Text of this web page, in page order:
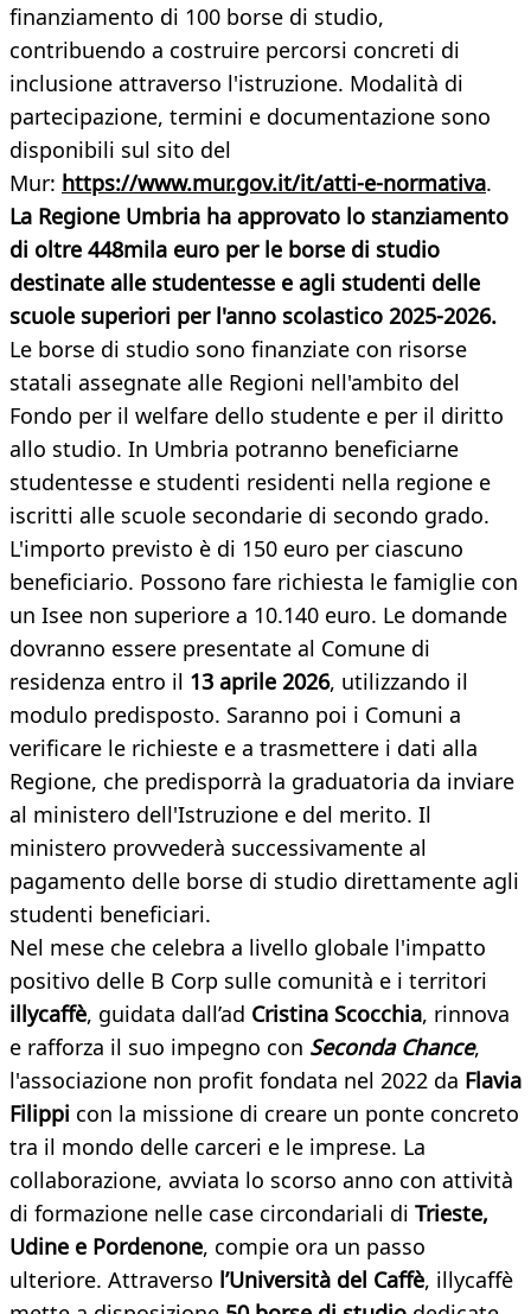
finanziamento di 100 borse di studio,
contribuendo a costruire percorsi concreti di
inclusione attraverso l'istruzione. Modalità di
partecipazione, termini e documentazione sono
disponibili sul sito del
Mur: https://www.mur.gov.it/it/atti-e-normativa.
La Regione Umbria ha approvato lo stanziamento
di oltre 448mila euro per le borse di studio
destinate alle studentesse e agli studenti delle
scuole superiori per l'anno scolastico 2025-2026.
Le borse di studio sono finanziate con risorse
statali assegnate alle Regioni nell'ambito del
Fondo per il welfare dello studente e per il diritto
allo studio. In Umbria potranno beneficiarne
studentesse e studenti residenti nella regione e
iscritti alle scuole secondarie di secondo grado.
L'importo previsto è di 150 euro per ciascuno
beneficiario. Possono fare richiesta le famiglie con
un Isee non superiore a 10.140 euro. Le domande
dovranno essere presentate al Comune di
residenza entro il 13 aprile 2026, utilizzando il
modulo predisposto. Saranno poi i Comuni a
verificare le richieste e a trasmettere i dati alla
Regione, che predisporrà la graduatoria da inviare
al ministero dell'Istruzione e del merito. Il
ministero provvederà successivamente al
pagamento delle borse di studio direttamente agli
studenti beneficiari.
Nel mese che celebra a livello globale l'impatto
positivo delle B Corp sulle comunità e i territori
illycaffè, guidata dall’ad Cristina Scocchia, rinnova
e rafforza il suo impegno con Seconda Chance,
l'associazione non profit fondata nel 2022 da Flavia
Filippi con la missione di creare un ponte concreto
tra il mondo delle carceri e le imprese. La
collaborazione, avviata lo scorso anno con attività
di formazione nelle case circondariali di Trieste,
Udine e Pordenone, compie ora un passo
ulteriore. Attraverso l’Università del Caffè, illycaffè